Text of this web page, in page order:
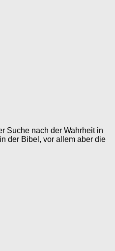
Suche nach der Wahrheit in
der Bibel, vor allem aber die